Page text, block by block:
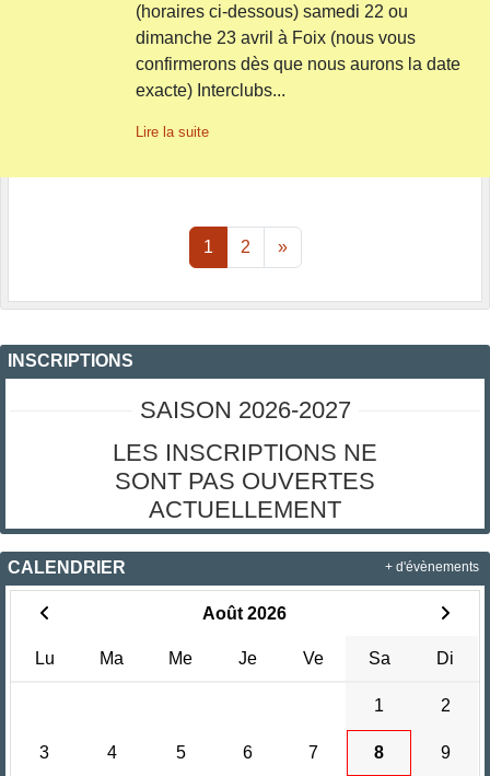
(horaires ci-dessous) samedi 22 ou
dimanche 23 avril à Foix (nous vous
confirmerons dès que nous aurons la date
exacte) Interclubs...
Lire la suite
1 2 »
INSCRIPTIONS
SAISON 2026-2027
LES INSCRIPTIONS NE
SONT PAS OUVERTES
ACTUELLEMENT
CALENDRIER
Août 2026
Lu Ma Me Je Ve Sa Di
1 2
3 4 5 6 7 8 9
+ d'évènements